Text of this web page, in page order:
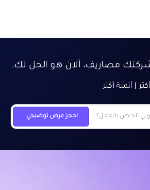
مصاريف، آلان هو الحل لك.
| أتمتة أكثر